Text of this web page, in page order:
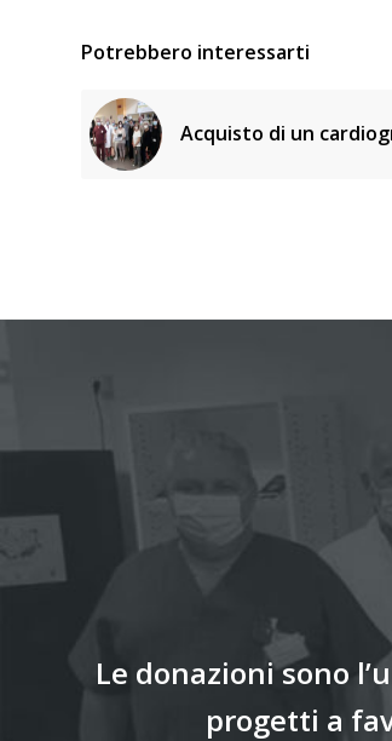
Potrebbero interessarti
Acquisto di un
Le donazioni sono
progetti a